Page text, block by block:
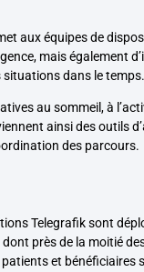
aux équipes de
mais également
dans le temps.
au sommeil, à
ainsi des outils
des parcours.
Telegrafik sont
près de la moitié
et bénéficiaires